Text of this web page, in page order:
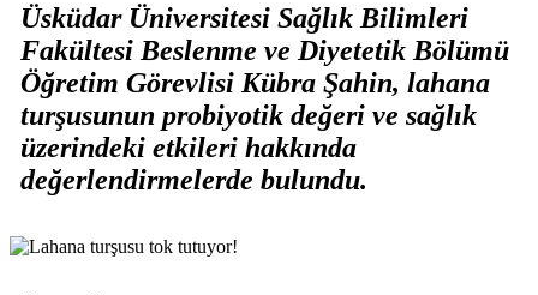
Üsküdar Üniversitesi Sağlık Bilimleri
Fakültesi Beslenme ve Diyetetik Bölümü
Öğretim Görevlisi Kübra Şahin, lahana
turşusunun probiyotik değeri ve sağlık
üzerindeki etkileri hakkında
değerlendirmelerde bulundu.